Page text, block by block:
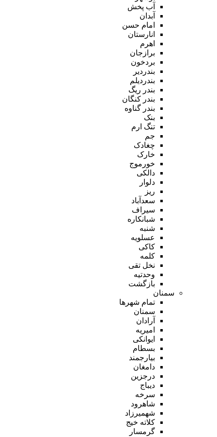
آب پخش
آبدان
امام حسن
انارستان
اهرم
برازجان
بردخون
بندردیر
بندردیلم
بندر ریگ
بندر کنگان
بندر گناوه
بنک
تنگ ارم
جم
چغادک
خارک
خورموج
دالکی
دلوار
ریز
سعدآباد
سیراف
شبانکاره
شنبه
عسلویه
کاکی
کلمه
نخل تقی
وحدتیه
بازگشت
سمنان
تمام شهر‌ها
سمنان
آرادان
امیریه
ایوانکی
بسطام
بیارجمند
دامغان
درجزین
دیباج
سرخه
شاهرود
شهمیرزاد
کلاته خیج
گرمسار